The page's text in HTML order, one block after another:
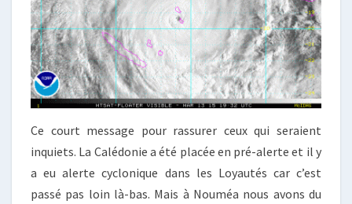
Ce court message pour rassurer ceux qui seraient
inquiets. La Calédonie a été placée en pré-alerte et il y
a eu alerte cyclonique dans les Loyautés car c’est
passé pas loin là-bas. Mais à Nouméa nous avons du